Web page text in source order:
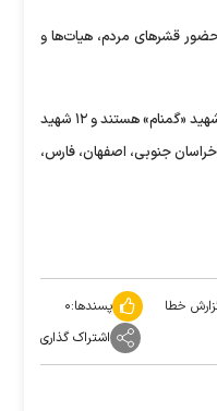
قشر‌های مردم، هیات‌ها و
استان‌های قم، کرمان و قزوین میزبان ۱۴ شهید «گمنام» هستند و ۱۲ شهید
جنوبی، اصفهان، فارس،
خطا پسندها:۰
اشتراک گذاری